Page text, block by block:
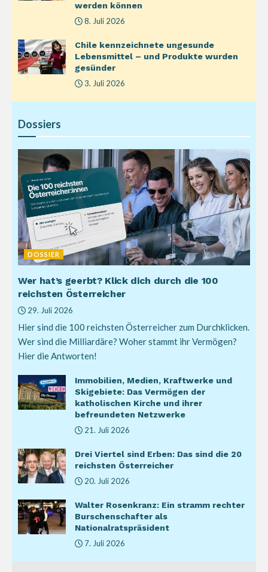
werden können
8. Juli 2026
Chile kennzeichnete ungesunde
Lebensmittel – und Produkte wurden
gesünder
3. Juli 2026
Dossiers
DOSSIER
Wer hat’s geerbt? Klick dich durch die 100
reichsten Österreicher
29. Juli 2026
Hier sind die 100 reichsten Österreicher zum Durchklicken.
Wer sind die Milliardäre? Woher stammt ihr Vermögen?
Hier die Antworten!
Immobilien, Medien, Kraftwerke und
Skigebiete: Das Vermögen der
katholischen Kirche und ihrer
befreundeten Netzwerke
21. Juli 2026
Drei Viertel sind Erben: Das sind die 20
reichsten Österreicher
20. Juli 2026
Walter Rosenkranz: Ein stramm rechter
Burschenschafter als
Nationalratspräsident
7. Juli 2026